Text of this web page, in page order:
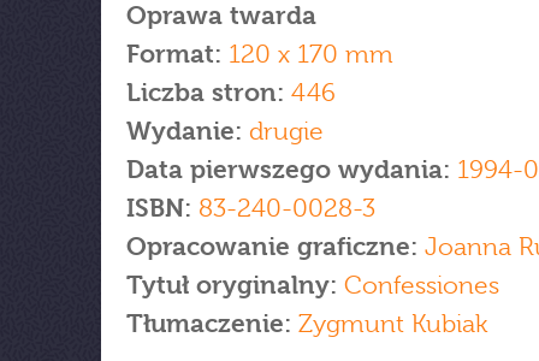
Oprawa twarda
Format: 120 x 170 mm
Liczba stron: 446
Wydanie: drugie
Data pierwszego wydania: 1994-
ISBN: 83-240-0028-3
Opracowanie graficzne: Joanna
Tytuł oryginalny: Confessiones
Tłumaczenie: Zygmunt Kubiak